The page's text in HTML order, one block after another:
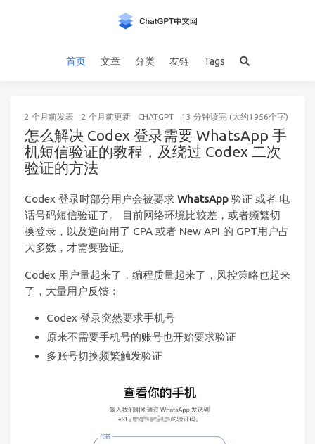
首页 文章 分类 友链 Tags
2 个月前发表 2 个月前更新 CHATGPT 13 分钟读完 (大约1956个字)
怎么解决 Codex 登录需要 WhatsApp 手
机短信验证的教程，及绕过 Codex 二次
验证的方法
Codex 登录时部分用户会被要求 WhatsApp 验证 或者 电
话号码短信验证了。 目前网络环境比较差，或者频繁切
换登录，以及逆向用了 CPA 或者 New API 的 GPT用户占
大多数，才需要验证。
Codex 用户量起来了，编程质量起来了，风控策略也起来
了，大量用户反馈：
Codex 登录突然要求手机号
原来不需要手机号的账号也开始要求验证
多账号切换频繁触发验证